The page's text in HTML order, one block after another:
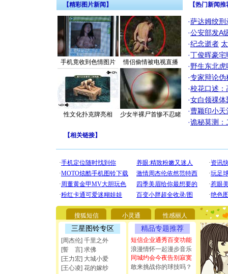
【精彩图片新闻】
手机竟收到色情图片 情侣偷情被电视直播
性文化扑克牌亮相 少女半裸尸首惨不忍睹
【热门新闻
·萨达姆绞刑
·公安部发A
·纪念逝者
·丁俊晖豪
·野生东北
·专家辩论伪
·校花口述：
·女白领祼体
·曹颖印小天
·诡秘莫测：
【相关链接】
搜狐短信 小灵通 性感丽人
三星图铃专区
[周杰伦] 千里之外
[誓 言] 求佛
[王力宏] 大城小爱
[王心凌] 花的嫁纱
精品专题推荐
短信企业通秀百变功能
浪漫情怀一起漫步音乐
同城约会今夜告别寂寞
敢来挑战你的球技吗？
[圣诞节]
你太多，
要平安！
[圣诞节]